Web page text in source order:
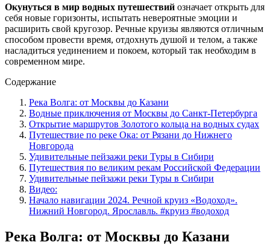
Окунуться в мир водных путешествий означает открыть для
себя новые горизонты, испытать невероятные эмоции и
расширить свой кругозор. Речные круизы являются отличным
способом провести время, отдохнуть душой и телом, а также
насладиться уединением и покоем, который так необходим в
современном мире.
Содержание
Река Волга: от Москвы до Казани
Водные приключения от Москвы до Санкт-Петербурга
Открытие маршрутов Золотого кольца на водных судах
Путешествие по реке Ока: от Рязани до Нижнего
Новгорода
Удивительные пейзажи реки Туры в Сибири
Путешествия по великим рекам Российской Федерации
Удивительные пейзажи реки Туры в Сибири
Видео:
Начало навигации 2024. Речной круиз «Водоход».
Нижний Новгород. Ярославль. #круиз #водоход
Река Волга: от Москвы до Казани